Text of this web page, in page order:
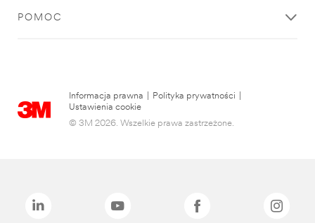
POMOC
Informacja prawna Polityka prywatności
Ustawienia cookie
© 3M 2026. Wszelkie prawa zastrzeżone.